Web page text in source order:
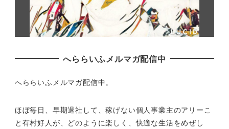
へららいふメルマガ配信中
へららいふメルマガ配信中。
ほぼ毎日、早期退社して、稼げない個人事業主のアリーこ
と有村好人が、どのように楽しく、快適な生活をめぜし